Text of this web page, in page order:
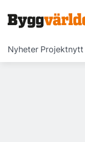
Nyheter Projektnytt